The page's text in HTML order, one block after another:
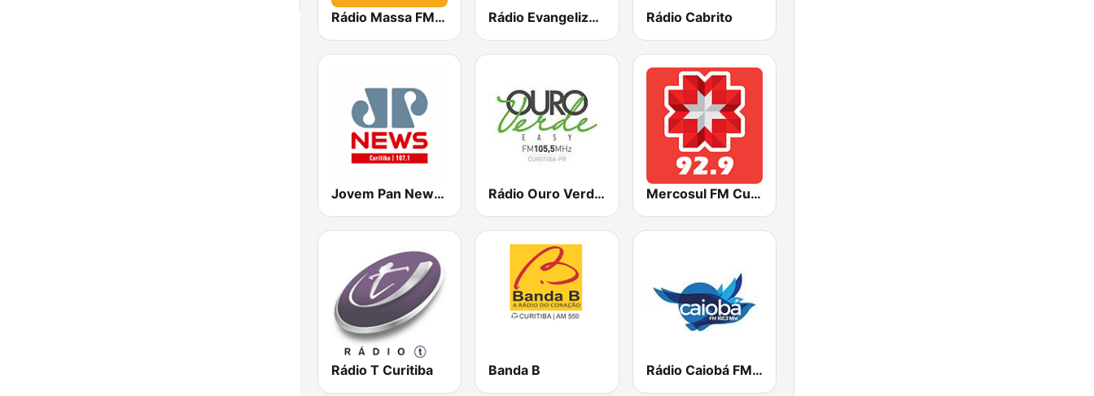
Rádio Massa FM Curitiba Rádio Evangelizar 99.5 FM Rádio Cabrito
Jovem Pan News Curitiba Rádio Ouro Verde FM Easy 105.5 Mercosul FM Curitiba
Rádio T Curitiba Banda B Rádio Caiobá FM 102.3